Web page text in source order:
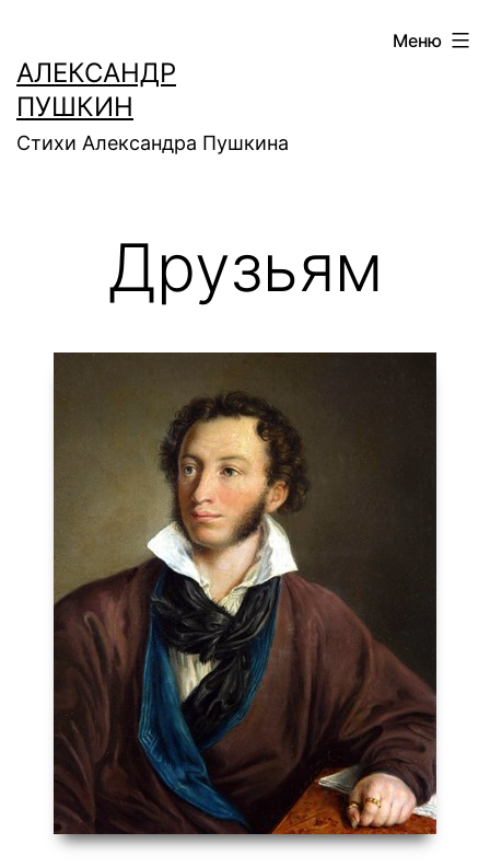
содержимому
АЛЕКСАНДР
ПУШКИН
Стихи Александра Пушкина
Меню
Друзьям